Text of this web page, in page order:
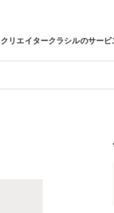
クリエイタークラシルのサービ